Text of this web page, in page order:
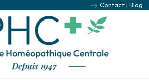
Contact| Blog